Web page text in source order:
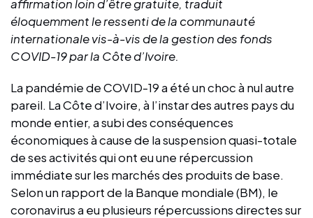
affirmation loin d’être gratuite, traduit
éloquemment le ressenti de la communauté
internationale vis-à-vis de la gestion des fonds
COVID-19 par la Côte d’Ivoire.
La pandémie de COVID-19 a été un choc à nul autre
pareil. La Côte d’Ivoire, à l’instar des autres pays du
monde entier, a subi des conséquences
économiques à cause de la suspension quasi-totale
de ses activités qui ont eu une répercussion
immédiate sur les marchés des produits de base.
Selon un rapport de la Banque mondiale (BM), le
coronavirus a eu plusieurs répercussions directes sur